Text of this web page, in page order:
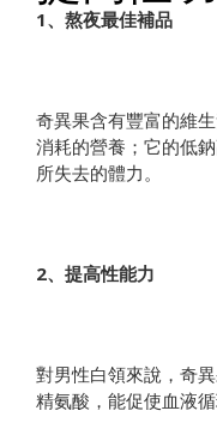
1、熬夜最佳補品
奇異果含有豐富的維
消耗的營養；它的低
所失去的體力。
2、提高性能力
對男性白領來說，奇
精氨酸，能促使血液